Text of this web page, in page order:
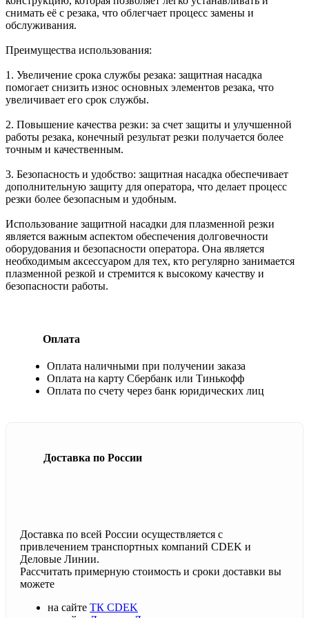
снимать её с резака, что облегчает процесс замены и
обслуживания.
Преимущества использования:
1. Увеличение срока службы резака: защитная насадка
помогает снизить износ основных элементов резака, что
увеличивает его срок службы.
2. Повышение качества резки: за счет защиты и улучшенной
работы резака, конечный результат резки получается более
точным и качественным.
3. Безопасность и удобство: защитная насадка обеспечивает
дополнительную защиту для оператора, что делает процесс
резки более безопасным и удобным.
Использование защитной насадки для плазменной резки
является важным аспектом обеспечения долговечности
оборудования и безопасности оператора. Она является
необходимым аксессуаром для тех, кто регулярно занимается
плазменной резкой и стремится к высокому качеству и
безопасности работы.
Оплата
Оплата наличными при получении заказа
Оплата на карту Сбербанк или Тинькофф
Оплата по счету через банк юридических лиц
Доставка по России
Доставка по всей России осуществляется с
привлечением транспортных компаний CDEK и
Деловые Линии.
Рассчитать примерную стоимость и сроки доставки вы
можете
на сайте ТК CDEK